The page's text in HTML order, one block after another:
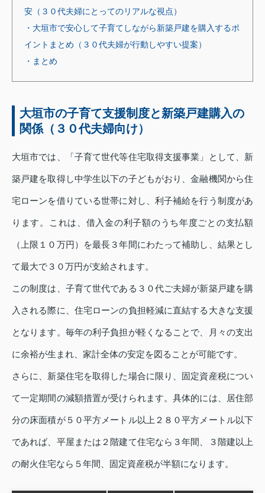
安（３０代夫婦にとってのリアルな視点）
・大垣市で安心して子育てしながら新築戸建を購入するポ
イントまとめ（３０代夫婦が行動しやすい提案）
・まとめ
大垣市の子育て支援制度と新築戸建購入の
関係（３０代夫婦向け）
大垣市では、「子育て世代等住宅取得支援事業」として、新
築戸建を取得し中学生以下の子どもがおり、金融機関から住
宅ローンを借りている世帯に対し、利子補給を行う制度があ
ります。これは、借入金の利子額のうち年度ごとの支払額
（上限１０万円）を最長３年間にわたって補助し、結果とし
て最大で３０万円が支給されます。
この制度は、子育て世代である３０代ご夫婦が新築戸建を購
入される際に、住宅ローンの負担軽減に直結する大きな支援
となります。毎年の利子負担が軽くなることで、月々の支出
に余裕が生まれ、家計全体の安定を図ることが可能です。
さらに、新築住宅を取得した場合に限り、固定資産税につい
て一定期間の減額措置が受けられます。具体的には、居住部
分の床面積が５０平方メートル以上２８０平方メートル以下
であれば、平屋または２階建て住宅なら３年間、３階建以上
の耐火住宅なら５年間、固定資産税が半額になります。